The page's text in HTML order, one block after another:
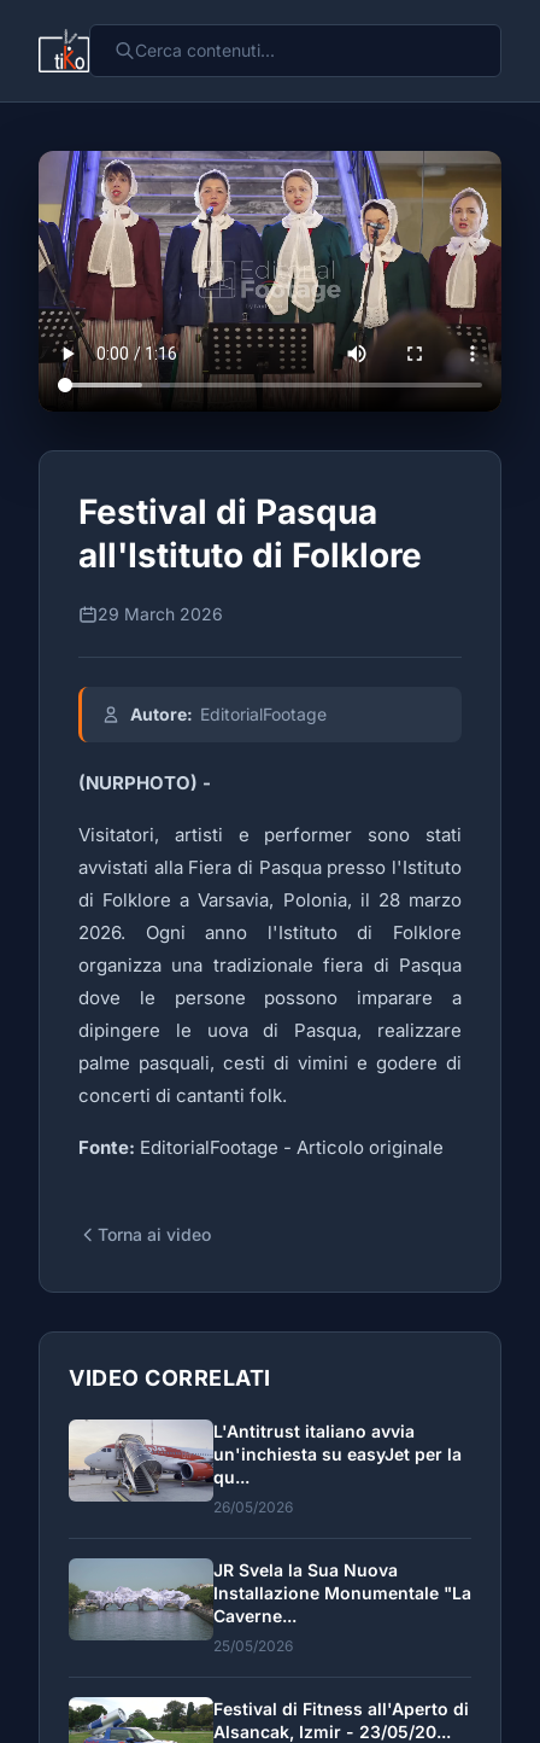
Festival di Pasqua
all'Istituto di Folklore
29 March 2026
Autore: EditorialFootage
(NURPHOTO) -
Visitatori, artisti e performer sono stati
avvistati alla Fiera di Pasqua presso l'Istituto
di Folklore a Varsavia, Polonia, il 28 marzo
2026. Ogni anno l'Istituto di Folklore
organizza una tradizionale fiera di Pasqua
dove le persone possono imparare a
dipingere le uova di Pasqua, realizzare
palme pasquali, cesti di vimini e godere di
concerti di cantanti folk.
Fonte: EditorialFootage - Articolo originale
Torna ai video
VIDEO CORRELATI
L'Antitrust italiano avvia
un'inchiesta su easyJet per la
qu...
26/05/2026
JR Svela la Sua Nuova
Installazione Monumentale "La
Caverne...
25/05/2026
Festival di Fitness all'Aperto di
Alsancak, Izmir - 23/05/20...